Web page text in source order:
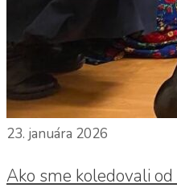
23. januára 2026
Ako sme koledovali od